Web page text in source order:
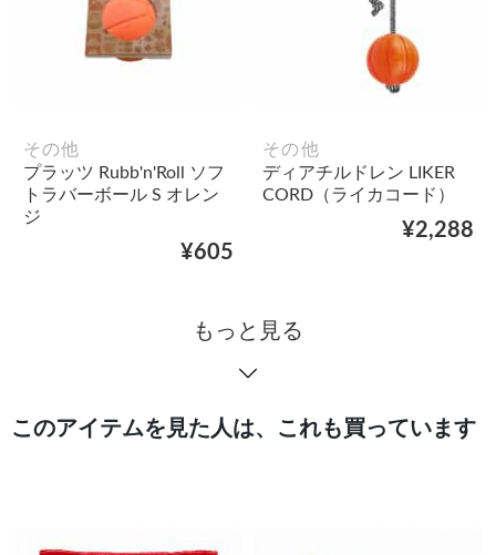
その他
プラッツ Rubb'n'Roll ソフ
トラバーボール S オレン
ジ
¥605
その他
ディアチルドレン LIKER
CORD（ライカコード）
¥2,288
もっと見る
このアイテムを見た人は、これも買っています